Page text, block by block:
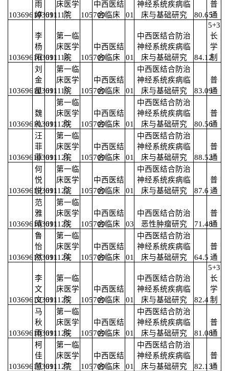
103696103691117
雨
婷 011
床医学
院
105709
中西医结
合临床
01
神经系统疾病临
床与基础研究
80.65
普
通
103696103691118
李
杨
阳 011
第一临
床医学
院
105709
中西医结
合临床
01
中西医结合防治
神经系统疾病临
床与基础研究
84.12
5+3
长
学
制
103696103691119
刘
金
星 011
第一临
床医学
院
105709
中西医结
合临床
01
中西医结合防治
神经系统疾病临
床与基础研究
83.09
普
通
103696103691120
魏
礼 011
第一临
床医学
院
105709
中西医结
合临床
01
中西医结合防治
神经系统疾病临
床与基础研究
80.56
普
通
103696103691121
汪
菲
菲 011
第一临
床医学
院
105709
中西医结
合临床
01
中西医结合防治
神经系统疾病临
床与基础研究
88.52
普
通
103696103691122
何
悦
悦 011
第一临
床医学
院
105709
中西医结
合临床
01
中西医结合防治
神经系统疾病临
床与基础研究
87.6
普
通
103696103691123
范
雅
晴 011
第一临
床医学
院
105709
中西医结
合临床
03
中西医结合防治
恶性肿瘤研究
71.48
普
通
103696103691124
鲁
怡
然 011
第一临
床医学
院
105709
中西医结
合临床
01
中西医结合防治
神经系统疾病临
床与基础研究
64.5
普
通
103696103691125
李
文
文 011
第一临
床医学
院
105709
中西医结
合临床
01
中西医结合防治
神经系统疾病临
床与基础研究
82.4
5+3
长
学
制
103696103691126
马
秋
雨 011
第一临
床医学
院
105709
中西医结
合临床
01
中西医结合防治
神经系统疾病临
床与基础研究
81.08
普
通
103696103691127
柯
佳
慧 011
第一临
床医学
院
105709
中西医结
合临床
01
中西医结合防治
神经系统疾病临
床与基础研究
82.13
普
通